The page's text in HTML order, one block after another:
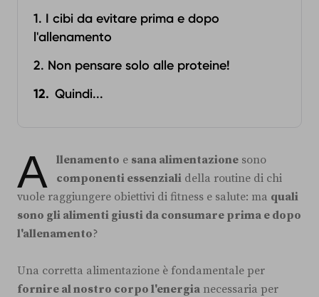
1. I cibi da evitare prima e dopo
l'allenamento
2. Non pensare solo alle proteine!
Quindi...
A llenamento e sana alimentazione sono
componenti essenziali della routine di chi
vuole raggiungere obiettivi di fitness e salute: ma quali
sono gli alimenti giusti da consumare prima e dopo
l'allenamento?
Una corretta alimentazione è fondamentale per
fornire al nostro corpo l'energia necessaria per